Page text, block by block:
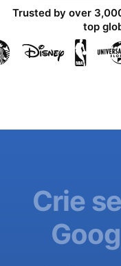
Trusted by over
top
Crie